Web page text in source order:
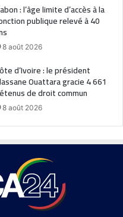
: l’âge limite d’accès à la
publique relevé à 40
8 août 2026
d’Ivoire : le président
Ouattara gracie 4 661
de droit commun
8 août 2026